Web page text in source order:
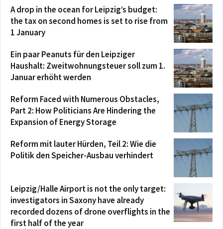
A drop in the ocean for Leipzig’s budget:
the tax on second homes is set to rise from
1 January
Ein paar Peanuts für den Leipziger
Haushalt: Zweitwohnungsteuer soll zum 1.
Januar erhöht werden
Reform Faced with Numerous Obstacles,
Part 2: How Politicians Are Hindering the
Expansion of Energy Storage
Reform mit lauter Hürden, Teil 2: Wie die
Politik den Speicher-Ausbau verhindert
Leipzig/Halle Airport is not the only target:
investigators in Saxony have already
recorded dozens of drone overflights in the
first half of the year